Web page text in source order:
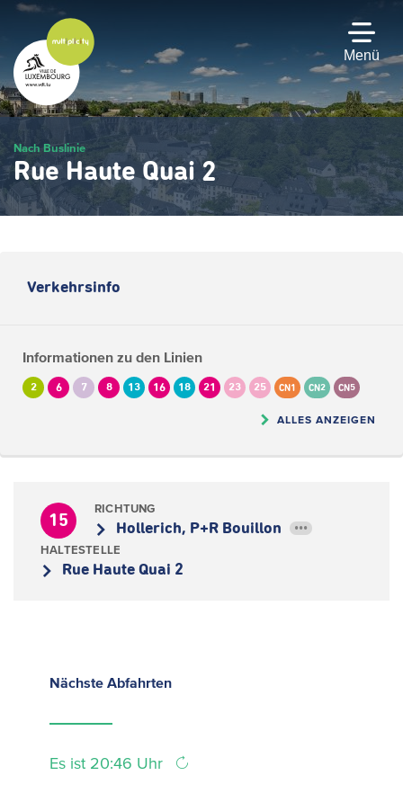
Zum
Hauptinhalt
gehen
Menü
Nach Buslinie
Rue Haute Quai 2
Verkehrsinfo
Informationen zu den Linien
2 6 7 8 13 16 18 21 23 25 CN1 CN2 CN5
ALLES ANZEIGEN
15
RICHTUNG
Hollerich, P+R Bouillon •••
HALTESTELLE
Rue Haute Quai 2
Nächste Abfahrten
Es ist 20:46 Uhr